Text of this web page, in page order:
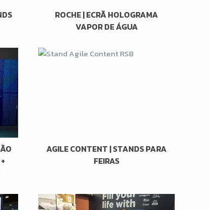
ROCHE | ECRÃ HOLOGRAMA
VAPOR DE ÁGUA
AGILE CONTENT | STANDS PARA
FEIRAS